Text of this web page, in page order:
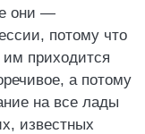
они —
потому что
приходится
а потому
на все лады
известных